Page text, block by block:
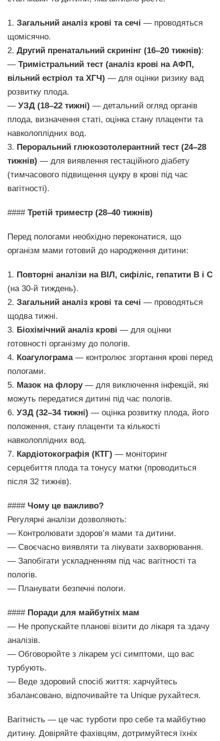
1. Загальний аналіз крові та сечі — проводяться
щомісячно.
2. Другий пренатальний скринінг (16–20 тижнів):
— Тримістральний тест (аналіз крові на АФП,
вільний естріол та ХГЧ) — для оцінки ризику вад
розвитку плода.
— УЗД (18–22 тижні) — детальний огляд органів
плода, визначення статі, оцінка стану плаценти та
навколоплідних вод.
3. Пероральний глюкозотолерантний тест (24–28
тижнів) — для виявлення гестаційного діабету
(тимчасового підвищення цукру в крові під час
вагітності).
#### Третій триместр (28–40 тижнів)
Перед пологами необхідно переконатися, що
організм мами готовий до народження дитини:
1. Повторні аналізи на ВІЛ, сифіліс, гепатити В і С
(на 30-й тиждень).
2. Загальний аналіз крові та сечі — проводяться
щодва тижні.
3. Біохімічний аналіз крові — для оцінки
готовності організму до пологів.
4. Коагулограма— контролює згортання крові перед
пологами.
5. Мазок на флору— для виключення інфекцій, які
можуть передатися дитині під час пологів.
6. УЗД (32–34 тижні) — оцінка розвитку плода, його
положення, стану плаценти та кількості
навколоплідних вод.
7. Кардіотокографія (КТГ) — моніторинг
серцебиття плода та тонусу матки (проводиться
після 32 тижнів).
#### Чому це важливо?
Регулярні аналізи дозволяють:
— Контролювати здоров’я мами та дитини.
— Своєчасно виявляти та лікувати захворювання.
— Запобігати ускладненням під час вагітності та
пологів.
— Планувати безпечні пологи.
#### Поради для майбутніх мам
— Не пропускайте планові візити до лікаря та здачу
аналізів.
— Обговорюйте з лікарем усі симптоми, що вас
турбують.
— Веде здоровий спосіб життя: харчуйтесь
збалансовано, відпочивайте та Unique рухайтеся.
Вагітність — це час турботи про себе та майбутню
дитину. Довіряйте фахівцям, дотримуйтеся їхніх